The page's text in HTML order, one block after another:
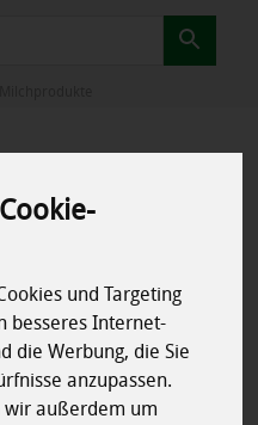
und Targeting
besseres Internet-
die Werbung, die Sie
anzupassen.
wir außerdem um